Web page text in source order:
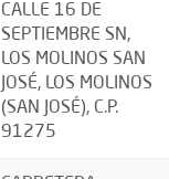
CALLE 16 DE
SEPTIEMBRE SN,
LOS MOLINOS SAN
JOSÉ, LOS MOLINOS
(SAN JOSÉ), C.P.
91275